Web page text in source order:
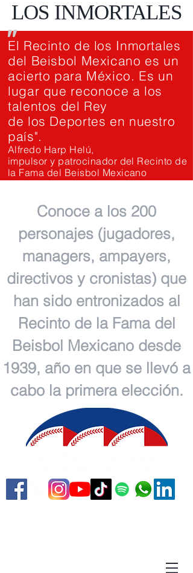
LOS INMORTALES
El Recinto de los Inmortales
del Beisbol Mexicano es un
acierto para México. Es un
lugar que reconoce a los
talentos del Rey
de los Deportes en nuestro
país".
Alfredo Harp Helú,
impulsor y patrocinador del Recinto de
la Fama del Beisbol Mexicano
"
Conoce a los 200
personajes (jugadores,
managers, ampayers,
directivos y cronistas) que
han sido entronizados al
Recinto de la Fama del
Beisbol Mexicano desde
1939, año en que se llevó a
cabo la primera elección.